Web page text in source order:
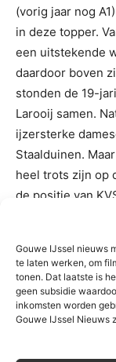
Gouwe IJssel nieuws
te laten werken, om
tonen. Dat laatste is
geen subsidie
inkomsten worden
Gouwe IJssel Nieuws
(vorig jaar nog
in deze topper.
een uitstekende
daardoor boven
stonden de 19-
Larooij samen.
ijzersterke
Staalduinen.
heel trots zijn op
de positie van
7, Fenna Mol 2,
Doelpunten Valto:
Voskamp 6,